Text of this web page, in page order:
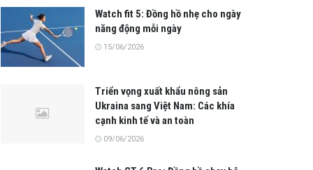
Watch fit 5: Đồng hồ nhẹ cho ngày
năng động mỗi ngày
15/06/2026
Triển vọng xuất khẩu nông sản
Ukraina sang Việt Nam: Các khía
cạnh kinh tế và an toàn
09/06/2026